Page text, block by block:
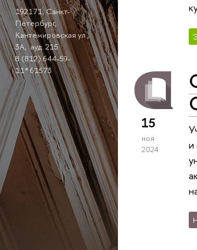
192171, Санкт-
Петербург,
Кантемировская ул.,
3A, ауд. 215
8 (812) 644-59-
11* 61573
15
ноя
2024
и